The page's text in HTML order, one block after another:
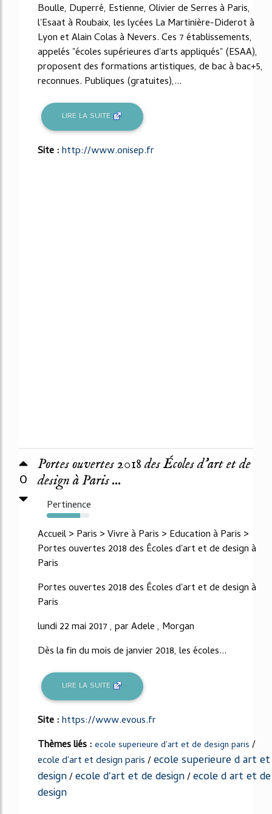
Boulle, Duperré, Estienne, Olivier de Serres à Paris,
l'Esaat à Roubaix, les lycées La Martinière-Diderot à
Lyon et Alain Colas à Nevers. Ces 7 établissements,
appelés "écoles supérieures d'arts appliqués" (ESAA),
proposent des formations artistiques, de bac à bac+5,
reconnues. Publiques (gratuites),...
LIRE LA SUITE
Site :http://www.onisep.fr
0
Portes ouvertes 2018 des Écoles d’art et de
design à Paris ...
Pertinence
78%
Accueil > Paris > Vivre à Paris > Education à Paris >
Portes ouvertes 2018 des Écoles d'art et de design à
Paris
Portes ouvertes 2018 des Écoles d'art et de design à
Paris
lundi 22 mai 2017 , par Adele , Morgan
Dès la fin du mois de janvier 2018, les écoles...
LIRE LA SUITE
Site :https://www.evous.fr
Thèmes liés : ecole superieure d'art et de design paris /
ecole d'art et design paris/ecole superieure d art et
design/ecole d'art et de design/ecole d art et de
design